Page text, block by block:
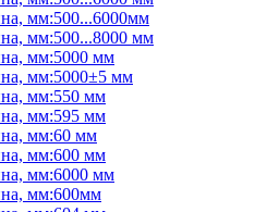
мм:500...6000мм
мм:500...8000 мм
мм:5000 мм
мм:5000±5 мм
мм:550 мм
мм:595 мм
мм:60 мм
мм:600 мм
мм:6000 мм
мм:600мм